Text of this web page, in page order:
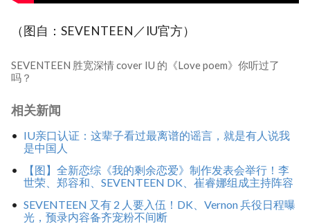
（图自：SEVENTEEN／IU官方）
SEVENTEEN 胜宽深情 cover IU 的《Love poem》你听过了
吗？
相关新闻
IU亲口认证：这辈子看过最离谱的谣言，就是有人说我
是中国人
【图】全新恋综《我的剩余恋爱》制作发表会举行！李
世荣、郑容和、SEVENTEEN DK、崔睿娜组成主持阵容
SEVENTEEN 又有 2 人要入伍！DK、Vernon 兵役日程曝
光，预录内容备齐宠粉不间断